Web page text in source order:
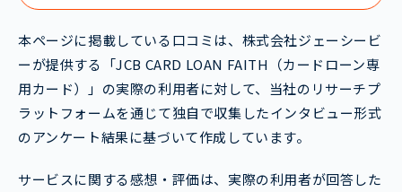
本ページに掲載している口コミは、株式会社ジェーシービ
ーが提供する「JCB CARD LOAN FAITH（カードローン専
用カード）」の実際の利用者に対して、当社のリサーチプ
ラットフォームを通じて独自で収集したインタビュー形式
のアンケート結果に基づいて作成しています。
サービスに関する感想・評価は、実際の利用者が回答した